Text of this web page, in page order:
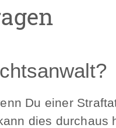
Du einer
dies